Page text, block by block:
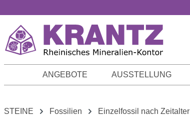
ANGEBOTE AUSSTELLUNG
STEINE Fossilien Einzelfossil nach Zeitalter